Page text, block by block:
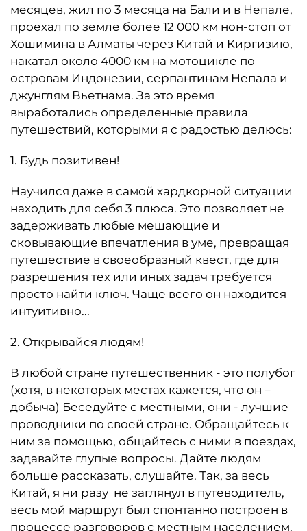
месяцев, жил по 3 месяца на Бали и в Непале,
проехал по земле более 12 000 км нон-стоп от
Хошимина в Алматы через Китай и Киргизию,
накатал около 4000 км на мотоцикле по
островам Индонезии, серпантинам Непала и
джунглям Вьетнама. За это время
выработались определенные правила
путешествий, которыми я с радостью делюсь:
1. Будь позитивен!
Научился даже в самой хардкорной ситуации
находить для себя 3 плюса. Это позволяет не
задерживать любые мешающие и
сковывающие впечатления в уме, превращая
путешествие в своеобразный квест, где для
разрешения тех или иных задач требуется
просто найти ключ. Чаще всего он находится
интуитивно...
2. Открывайся людям!
В любой стране путешественник - это полубог
(хотя, в некоторых местах кажется, что он –
добыча) Беседуйте с местными, они - лучшие
проводники по своей стране. Обращайтесь к
ним за помощью, общайтесь с ними в поездах,
задавайте глупые вопросы. Дайте людям
больше рассказать, слушайте. Так, за весь
Китай, я ни разу не заглянул в путеводитель,
весь мой маршрут был спонтанно построен в
процессе разговоров с местным населением.